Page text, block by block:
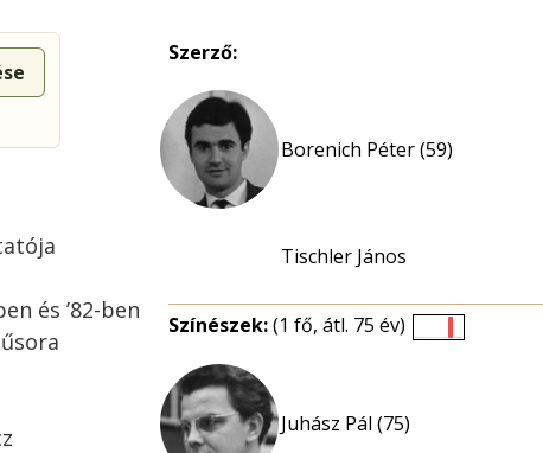
és ’82-ben
Szerző:
Borenich Péter (59)
Tischler János
Színészek:(1 fő, átl. 75 év)
Juhász Pál (75)